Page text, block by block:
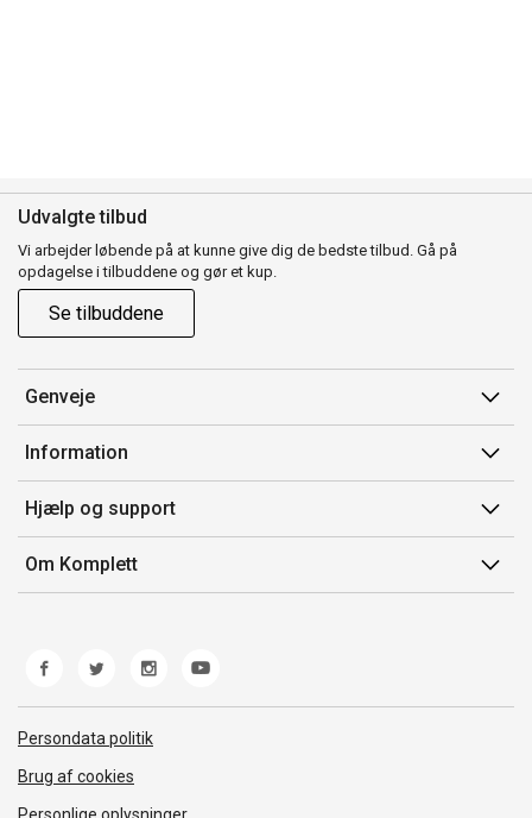
Udvalgte tilbud
Vi arbejder løbende på at kunne give dig de bedste tilbud. Gå på
opdagelse i tilbuddene og gør et kup.
Se tilbuddene
Genveje
Min side
Ordrehistorik
Gavekort
Information
Salgsbetingelser
Mærker/producent
Fortrydelsesret
Hjælp og support
Kontakt os
Kundeservice
Fejl/Mangler
Fragt og levering
Om Komplett
Persondata politik
Brug af cookies